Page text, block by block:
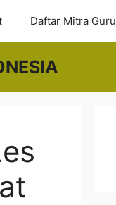
Daftar Mitra Guru